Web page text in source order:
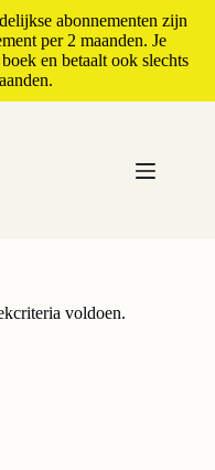
abonnementen zijn
per 2 maanden. Je
en betaalt ook slechts
voldoen.